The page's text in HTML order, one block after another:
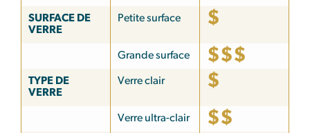
SURFACE DE
VERRE
Petite surface $
Grande surface $$$
TYPE DE
VERRE
Verre clair $
Verre ultra-clair $$